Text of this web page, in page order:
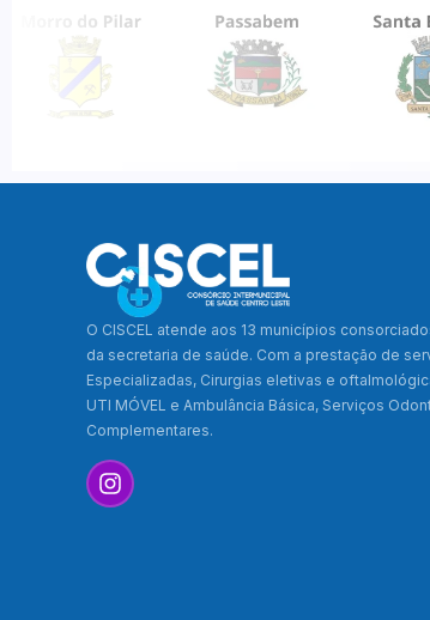
O CISCEL atende aos 13 municípios
da secretaria de saúde. Com a prestação de
Especializadas, Cirurgias eletivas e
UTI MÓVEL e Ambulância Básica, Serviços
Complementares.